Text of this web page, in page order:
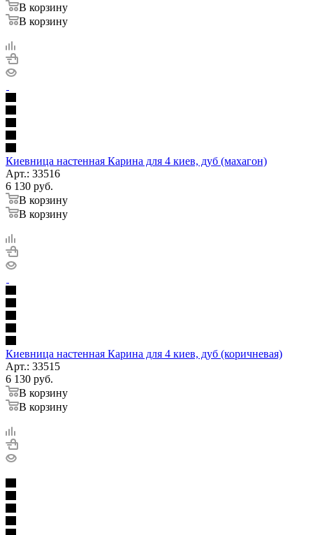
В корзину
В корзину
Киевница настенная Карина для 4 киев, дуб (махагон)
Арт.: 33516
6 130 руб.
В корзину
В корзину
Киевница настенная Карина для 4 киев, дуб (коричневая)
Арт.: 33515
6 130 руб.
В корзину
В корзину